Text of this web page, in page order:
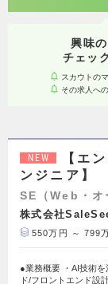
興味
チェッ
スカウトの
その求人へ
NEW
【エ
ンジニア】
SE（Web・オ
株式会社
550万円 ～ 799
●業務概要 ・AI技術
ド/フロントエンド設